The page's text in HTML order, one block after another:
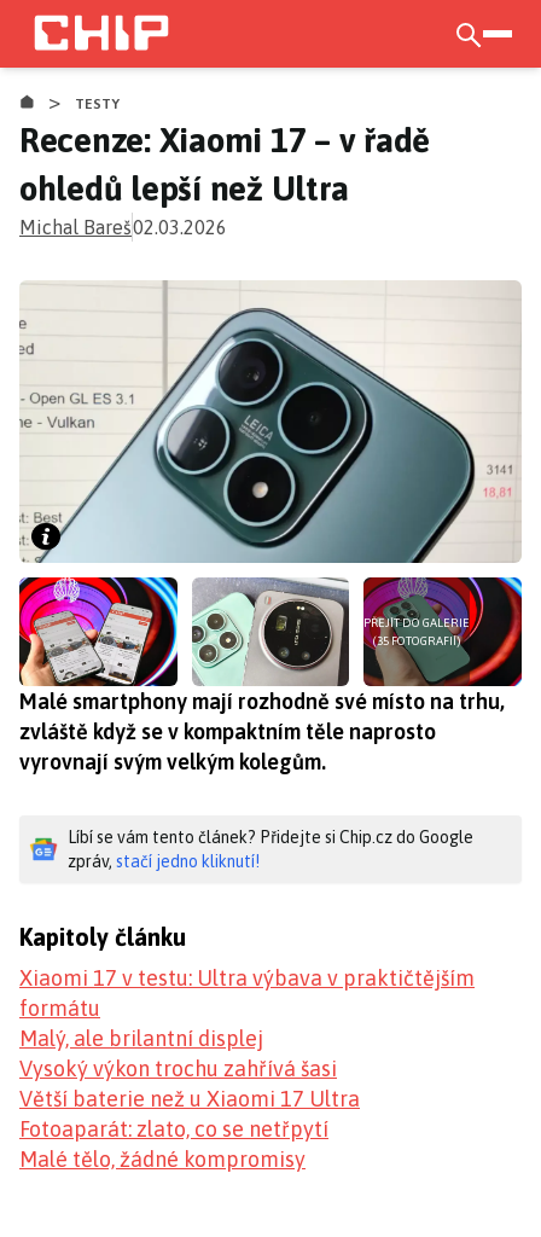
Přejít
hlavnímu
obsahu
> TESTY
Recenze: Xiaomi 17 – v řadě
ohledů lepší než Ultra
Michal Bareš02.03.2026
PŘEJÍT DO GALERIE
(35 FOTOGRAFIÍ)
Malé smartphony mají rozhodně své místo na trhu,
zvláště když se v kompaktním těle naprosto
vyrovnají svým velkým kolegům.
Líbí se vám tento článek? Přidejte si Chip.cz do Google
zpráv, stačí jedno kliknutí!
Kapitoly článku
Xiaomi 17 v testu: Ultra výbava v praktičtějším
formátu
Malý, ale brilantní displej
Vysoký výkon trochu zahřívá šasi
Větší baterie než u Xiaomi 17 Ultra
Fotoaparát: zlato, co se netřpytí
Malé tělo, žádné kompromisy